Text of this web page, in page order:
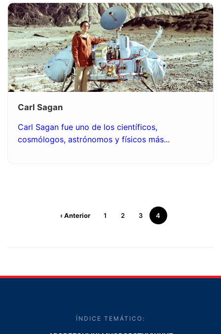
Carl Sagan
Carl Sagan fue uno de los científicos,
cosmólogos, astrónomos y físicos más...
‹ Anterior 1 2 3 4
ÍNDICE TEMÁTICO: